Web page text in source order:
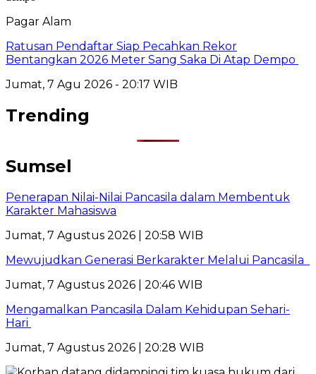
Pagar Alam
Ratusan Pendaftar Siap Pecahkan Rekor
Bentangkan 2026 Meter Sang Saka Di Atap Dempo
Jumat, 7 Agu 2026 - 20:17 WIB
Trending
Sumsel
Penerapan Nilai-Nilai Pancasila dalam Membentuk
Karakter Mahasiswa
Jumat, 7 Agustus 2026 | 20:58 WIB
Mewujudkan Generasi Berkarakter Melalui Pancasila
Jumat, 7 Agustus 2026 | 20:46 WIB
Mengamalkan Pancasila Dalam Kehidupan Sehari-
Hari
Jumat, 7 Agustus 2026 | 20:28 WIB